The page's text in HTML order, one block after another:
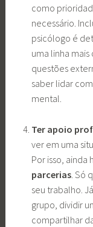
como
necessário.
psicólogo é
uma linha mais
questões
saber lidar
mental.
Ter apoio
ver em uma
Por isso, ainda
parcerias. Só
seu trabalho.
grupo, dividir
compartilhar